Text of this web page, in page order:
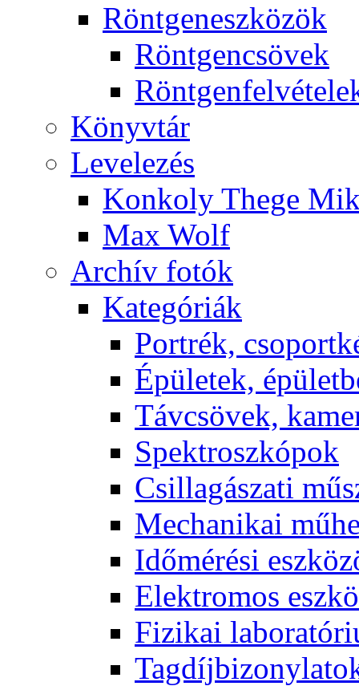
Rönt­gen­esz­kö­zök
Rönt­gen­csö­vek
Könyv­tár
Le­ve­le­zés
Kon­koly The­ge
Max Wolf
Ar­chív fo­tók
Ka­te­gó­ri­ák
Port­rék,
Épü­le­tek,
Táv­csö­vek,
Spekt­rosz­kó­pok
Csil­la­gá­sza­ti
Me­cha­ni­kai
Idő­mé­ré­si
Elekt­ro­mos
Fi­zi­kai